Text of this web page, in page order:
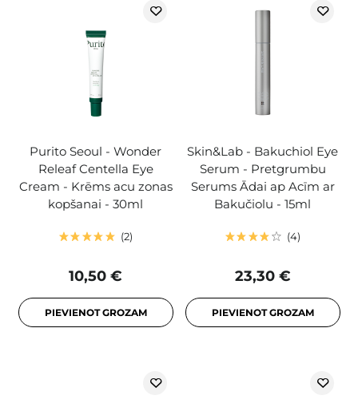
Purito Seoul - Wonder
Releaf Centella Eye
Cream - Krēms acu zonas
kopšanai - 30ml
2
10,50 €
PIEVIENOT GROZAM
Skin&Lab - Bakuchiol Eye
Serum - Pretgrumbu
Serums Ādai ap Acīm ar
Bakučiolu - 15ml
4
23,30 €
PIEVIENOT GROZAM